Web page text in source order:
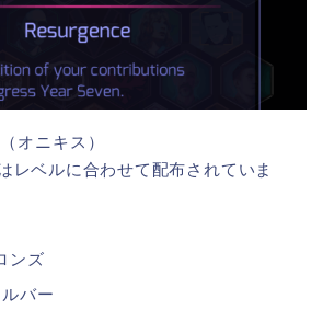
オニキス）
レベルに合わせて配布されていま
ンズ
バー